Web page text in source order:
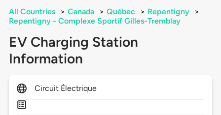
All Countries > Canada > Québec > Repentigny
>
Repentigny - Complexe Sportif Gilles-Tremblay
EV Charging Station
Information
Circuit Électrique